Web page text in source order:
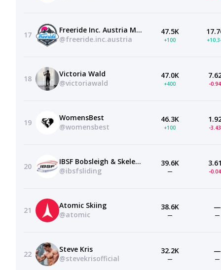
17
Freeride Inc. Austria Mountainbike — Ski — Vanlife
@freeride.inc.austria
47.5K
+100
18
Victoria Wald
@victoriawald
47.0K
+400 -
19
WomensBest
@womensbest
46.3K
+100 -
20
IBSF Bobsleigh & Skeleton
@ibsfsliding
39.6K
— -
21
Atomic Skiing
@atomic
38.6K
—
—
—
22
Steve Kris
@stevekrisofficial
32.2K
—
—
—